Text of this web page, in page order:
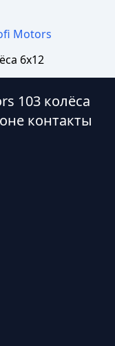
Motors
6х12
103 колёса
контакты